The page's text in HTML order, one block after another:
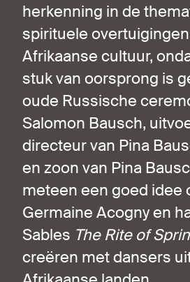
herkenning in de
spirituele
Afrikaanse cultuur,
stuk van oorsprong is
oude Russische
Salomon Bausch,
directeur van Pina
en zoon van Pina
meteen een goed idee
Germaine Acogny en
Sables The Rite of
creëren met dansers